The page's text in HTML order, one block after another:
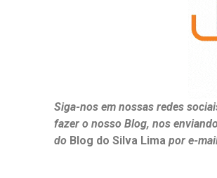
Siga-nos em nossas redes
fazer o nosso Blog, nos
doBlog do Silva Lima por e-